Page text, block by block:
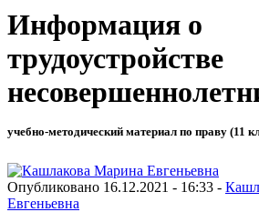
Информация о
трудоустройстве
учебно-методический материал по праву (11
Опубликовано 16.12.2021 - 16:33 -
Евгеньевна